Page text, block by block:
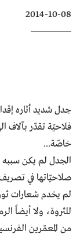
2014-10-08
جدل شديد أثاره
فلاحيّة تقدّر بآلاف
خاصّة...
الجدل لم يكن سببه
صلاحيّاتها في تصريف
لم يخدم شعارات
للثروة، ولا أيضاً
من المعمّرين